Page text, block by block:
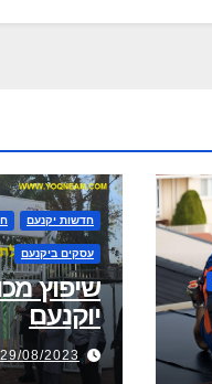
חדשות יקנעם
עסקים ביקנעם
שיפוץ
יוקנעם
29/08/2023